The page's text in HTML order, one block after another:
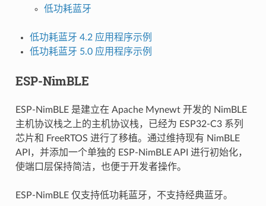
低功耗蓝牙
低功耗蓝牙 4.2 应用程序示例
低功耗蓝牙 5.0 应用程序示例
ESP-NimBLE
ESP-NimBLE 是建立在 Apache Mynewt 开发的 NimBLE
主机协议栈之上的主机协议栈，已经为 ESP32-C3 系列
芯片和 FreeRTOS 进行了移植。通过维持现有 NimBLE
API，并添加一个单独的 ESP-NimBLE API 进行初始化，
使端口层保持简洁，也便于开发者操作。
ESP-NimBLE 仅支持低功耗蓝牙，不支持经典蓝牙。